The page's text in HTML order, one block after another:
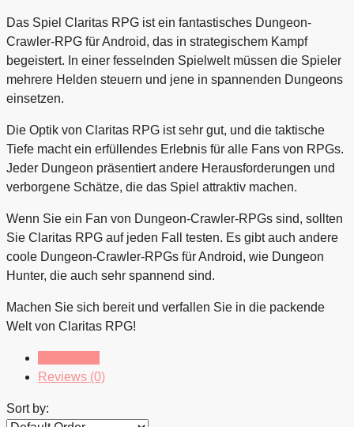
Das Spiel Claritas RPG ist ein fantastisches Dungeon-
Crawler-RPG für Android, das in strategischem Kampf
begeistert. In einer fesselnden Spielwelt müssen die Spieler
mehrere Helden steuern und jene in spannenden Dungeons
einsetzen.
Die Optik von Claritas RPG ist sehr gut, und die taktische
Tiefe macht ein erfüllendes Erlebnis für alle Fans von RPGs.
Jeder Dungeon präsentiert andere Herausforderungen und
verborgene Schätze, die das Spiel attraktiv machen.
Wenn Sie ein Fan von Dungeon-Crawler-RPGs sind, sollten
Sie Claritas RPG auf jeden Fall testen. Es gibt auch andere
coole Dungeon-Crawler-RPGs für Android, wie Dungeon
Hunter, die auch sehr spannend sind.
Machen Sie sich bereit und verfallen Sie in die packende
Welt von Claritas RPG!
Reviews (0)
Sort by: